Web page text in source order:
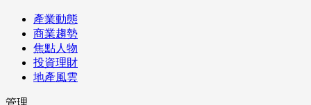
產業動態
商業趨勢
焦點人物
投資理財
地產風雲
管理